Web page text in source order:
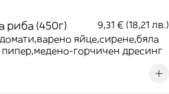
риба (450г)
9,31 € (18,21 лв.)
яйце,сирене,бяла
горчичен дресинг